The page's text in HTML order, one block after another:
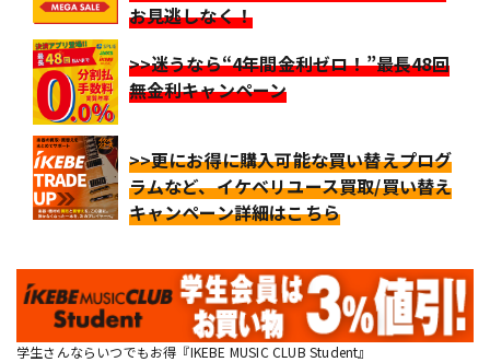
お見逃しなく！
>>迷うなら“4年間金利ゼロ！”最長48回
無金利キャンペーン
>>更にお得に購入可能な買い替えプログ
ラムなど、イケベリユース買取/買い替え
キャンペーン詳細はこちら
学生さんならいつでもお得『IKEBE MUSIC CLUB Student』